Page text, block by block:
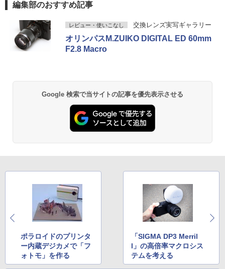
編集部のおすすめ記事
レビュー・使いこなし 交換レンズ実写ギャラリー
オリンパスM.ZUIKO DIGITAL ED 60mm
F2.8 Macro
Google 検索で当サイトの記事を優先表示させる
ポラロイドのプリンタ
ー内蔵デジカメで「フ
ォトモ」を作る
「SIGMA DP3 Merril
l」の高倍率マクロシス
テムを考える